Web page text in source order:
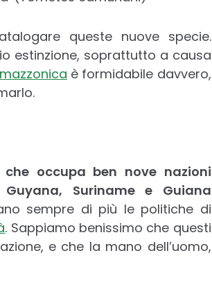
queste nuove specie.
estinzione, soprattutto a causa
è formidabile davvero,
occupa ben nove nazioni
Guyana, Suriname e Guiana
sempre di più le politiche di
. Sappiamo benissimo che questi
e che la mano dell’uomo,